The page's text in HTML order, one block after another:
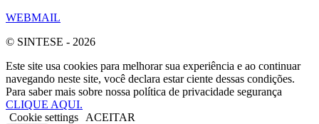
WEBMAIL
© SINTESE - 2026
Este site usa cookies para melhorar sua experiência e ao continuar
navegando neste site, você declara estar ciente dessas condições.
Para saber mais sobre nossa política de privacidade segurança
CLIQUE AQUI.
Cookie settings
ACEITAR